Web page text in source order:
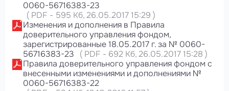
0060-56716383-23
( PDF - 595 Кб, 26.05.2017 15:29 )
Изменения и дополнения в Правила
доверительного управления фондом,
зарегистрированные 18.05.2017 г. за № 0060-
56716383-23
( PDF - 692 Кб, 26.05.2017 15:28 )
Правила доверительного управления фондом с
внесенными изменениями и дополнениями №
0060-56716383-22